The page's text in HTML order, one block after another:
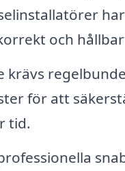
och
krävs
för att
tid.